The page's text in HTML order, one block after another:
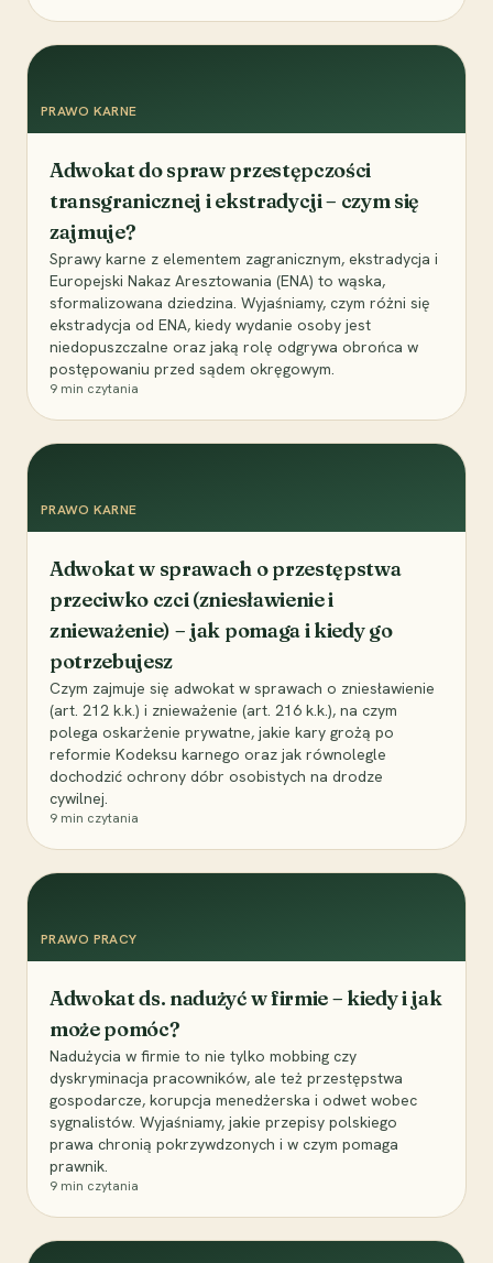
PRAWO KARNE
Adwokat do spraw przestępczości
transgranicznej i ekstradycji – czym się
zajmuje?
Sprawy karne z elementem zagranicznym, ekstradycja i
Europejski Nakaz Aresztowania (ENA) to wąska,
sformalizowana dziedzina. Wyjaśniamy, czym różni się
ekstradycja od ENA, kiedy wydanie osoby jest
niedopuszczalne oraz jaką rolę odgrywa obrońca w
postępowaniu przed sądem okręgowym.
9 min czytania
PRAWO KARNE
Adwokat w sprawach o przestępstwa
przeciwko czci (zniesławienie i
znieważenie) – jak pomaga i kiedy go
potrzebujesz
Czym zajmuje się adwokat w sprawach o zniesławienie
(art. 212 k.k.) i znieważenie (art. 216 k.k.), na czym
polega oskarżenie prywatne, jakie kary grożą po
reformie Kodeksu karnego oraz jak równolegle
dochodzić ochrony dóbr osobistych na drodze
cywilnej.
9 min czytania
PRAWO PRACY
Adwokat ds. nadużyć w firmie – kiedy i jak
może pomóc?
Nadużycia w firmie to nie tylko mobbing czy
dyskryminacja pracowników, ale też przestępstwa
gospodarcze, korupcja menedżerska i odwet wobec
sygnalistów. Wyjaśniamy, jakie przepisy polskiego
prawa chronią pokrzywdzonych i w czym pomaga
prawnik.
9 min czytania